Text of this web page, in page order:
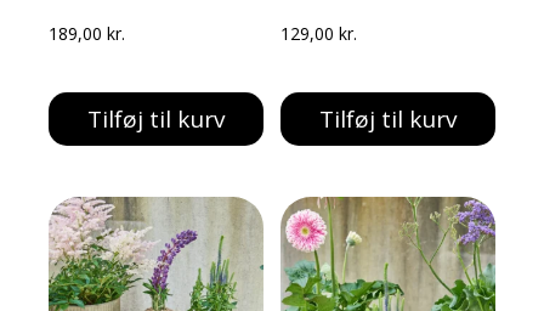
189,00kr.
Tilføj til kurv
129,00kr.
Tilføj til kurv